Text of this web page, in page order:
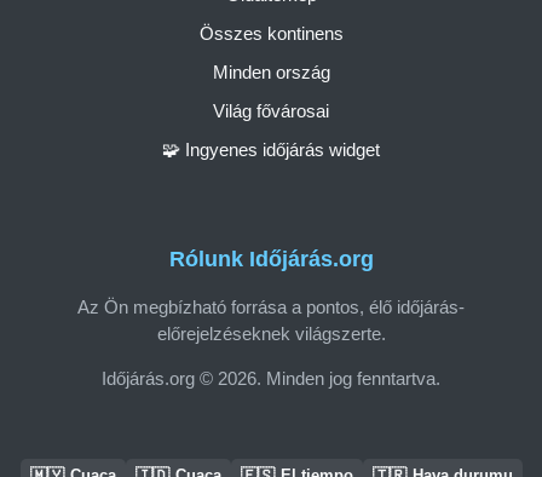
Rólunk Időjárás.org
Az Ön megbízható forrása a pontos, élő időjárás-
előrejelzéseknek világszerte.
Időjárás.org © 2026. Minden jog fenntartva.
Összes kontinens
Minden ország
Világ fővárosai
🧩 Ingyenes időjárás widget